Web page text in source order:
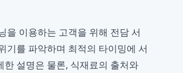
을 이용하는 고객을 위해 전담 서
기를 파악하며 최적의 타이밍에 서
설명은 물론, 식재료의 출처와